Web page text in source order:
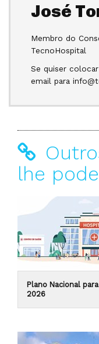
José
Membro do
TecnoHospital
Se quiser
email para
lhe
Plano Nacional
2026